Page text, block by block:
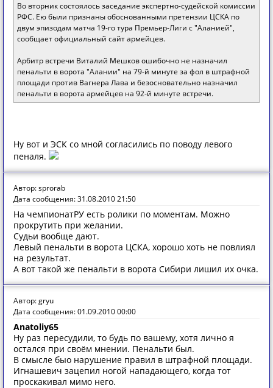
Во вторник состоялось заседание экспертно-судейской комиссии
РФС. Ею были признаны обоснованными претензии ЦСКА по
двум эпизодам матча 19-го тура Премьер-Лиги с "Аланией",
сообщает официальный сайт армейцев.
Арбитр встречи Виталий Мешков ошибочно не назначил
пенальти в ворота "Алании" на 79-й минуте за фол в штрафной
площади против Вагнера Лава и безосновательно назначил
пенальти в ворота армейцев на 92-й минуте встречи.
Ну вот и ЭСК со мной согласились по поводу левого
пеналя.
Автор: sprorab
Дата сообщения: 31.08.2010 21:50
На чемпионатРУ есть ролики по моментам. Можно
прокрутить при желании.
Судьи вообще дают.
Левый пенальти в ворота ЦСКА, хорошо хоть не повлиял
на результат.
А вот такой же пенальти в ворота Сибири лишил их очка.
Автор: gryu
Дата сообщения: 01.09.2010 00:00
Anatoliy65
Ну раз пересудили, то будь по вашему, хотя лично я
остался при своём мнении. Пенальти был.
В смысле быо нарушение правил в штрафной площади.
Игнашевич зацепил ногой нападающего, когда тот
проскакивал мимо него.